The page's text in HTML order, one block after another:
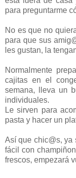
para preguntarme
No es que no
para que sus
les gustan, la
Normalmente
cajitas en el
semana, lleva un
individuales.
Le sirven para
pasta y hacer un
Así que chic@s, ya
fácil con
frescos, empezará